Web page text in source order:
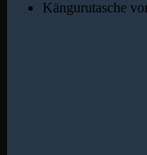
Kängurutasche